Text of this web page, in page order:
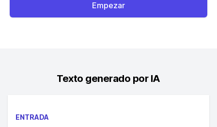
Empezar
Texto generado por IA
ENTRADA